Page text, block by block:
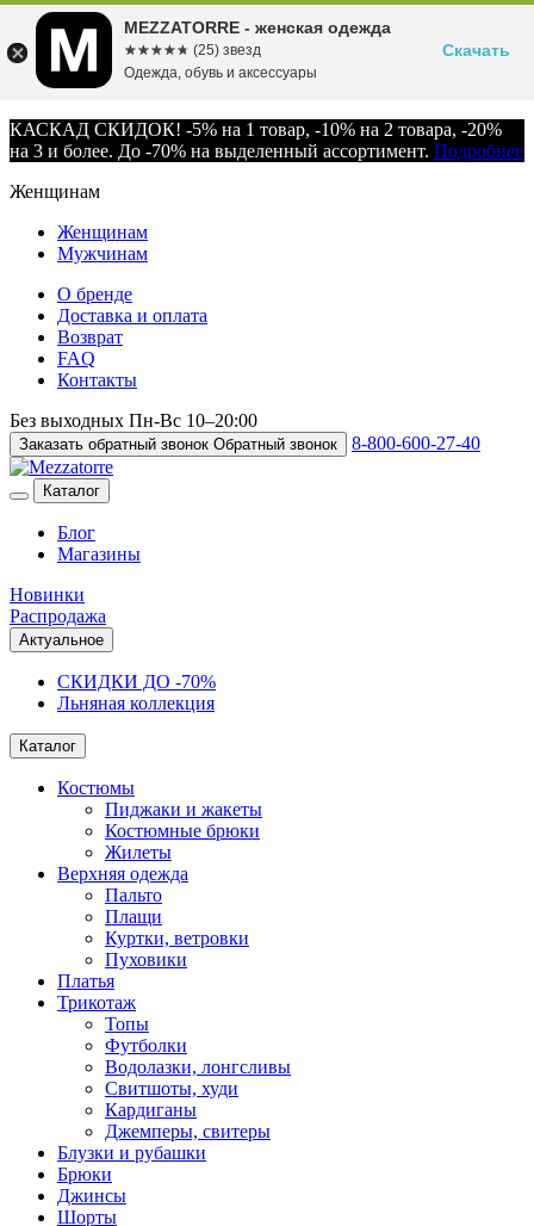
КАСКАД СКИДОК! -5% на 1 товар, -10% на 2 товара, -20%
на 3 и более. До -70% на выделенный ассортимент. Подробнее
Женщинам
Женщинам
Мужчинам
О бренде
Доставка и оплата
Возврат
FAQ
Контакты
Без выходных Пн-Вс 10–20:00
Заказать обратный звонок Обратный звонок 8-800-600-27-40
Каталог
Блог
Магазины
Новинки
Распродажа
Актуальное
СКИДКИ ДО -70%
Льняная коллекция
Каталог
Костюмы
Пиджаки и жакеты
Костюмные брюки
Жилеты
Верхняя одежда
Пальто
Плащи
Куртки, ветровки
Пуховики
Платья
Трикотаж
Топы
Футболки
Водолазки, лонгсливы
Свитшоты, худи
Кардиганы
Джемперы, свитеры
Блузки и рубашки
Брюки
Джинсы
Шорты
MEZZATORRE - женская одежда
☆☆☆☆☆
★★★★★ (25) звезд
Одежда, обувь и аксессуары
Скачать